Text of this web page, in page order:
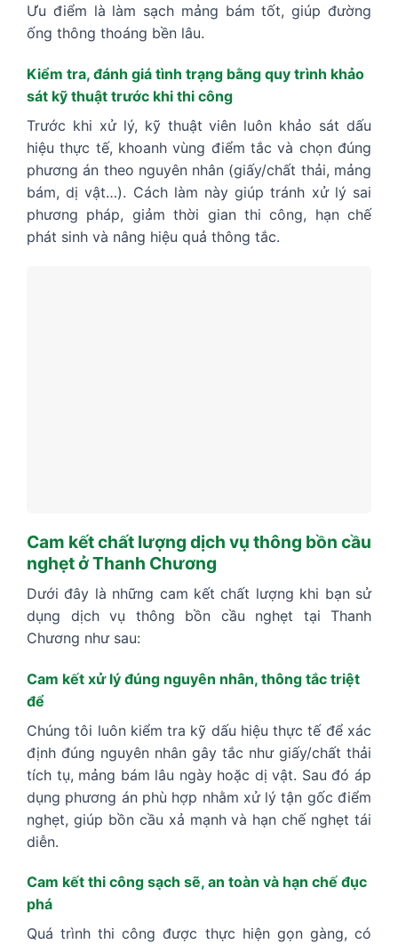
Ưu điểm là làm sạch mảng bám tốt, giúp đường
ống thông thoáng bền lâu.
Kiểm tra, đánh giá tình trạng bằng quy trình khảo
sát kỹ thuật trước khi thi công
Trước khi xử lý, kỹ thuật viên luôn khảo sát dấu
hiệu thực tế, khoanh vùng điểm tắc và chọn đúng
phương án theo nguyên nhân (giấy/chất thải, mảng
bám, dị vật…). Cách làm này giúp tránh xử lý sai
phương pháp, giảm thời gian thi công, hạn chế
phát sinh và nâng hiệu quả thông tắc.
Cam kết chất lượng dịch vụ thông bồn cầu
nghẹt ở Thanh Chương
Dưới đây là những cam kết chất lượng khi bạn sử
dụng dịch vụ thông bồn cầu nghẹt tại Thanh
Chương như sau:
Cam kết xử lý đúng nguyên nhân, thông tắc triệt
để
Chúng tôi luôn kiểm tra kỹ dấu hiệu thực tế để xác
định đúng nguyên nhân gây tắc như giấy/chất thải
tích tụ, mảng bám lâu ngày hoặc dị vật. Sau đó áp
dụng phương án phù hợp nhằm xử lý tận gốc điểm
nghẹt, giúp bồn cầu xả mạnh và hạn chế nghẹt tái
diễn.
Cam kết thi công sạch sẽ, an toàn và hạn chế đục
phá
Quá trình thi công được thực hiện gọn gàng, có